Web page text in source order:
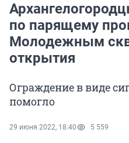
по парящему
Молодежным
открытия
Ограждение в виде
помогло
29 июня 2022, 18:40 5 559